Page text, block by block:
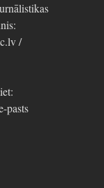
/
pasts